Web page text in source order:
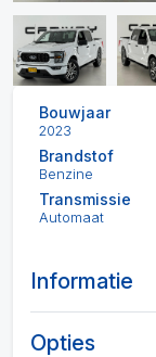
Bouwjaar
2023
Brandstof
Benzine
Transmissie
Automaat
Informatie
Opties